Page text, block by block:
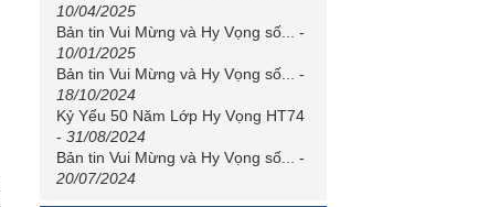
10/04/2025
Bản tin Vui Mừng và Hy Vọng số...
-
10/01/2025
Bản tin Vui Mừng và Hy Vọng số...
-
18/10/2024
Kỷ Yếu 50 Năm Lớp Hy Vọng HT74
- 31/08/2024
Bản tin Vui Mừng và Hy Vọng số...
-
20/07/2024